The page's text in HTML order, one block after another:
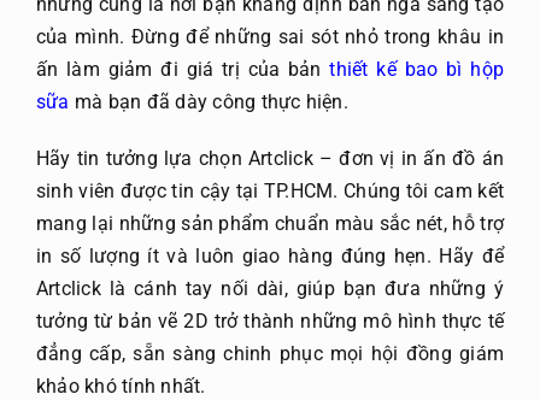
của mình. Đừng để những sai sót nhỏ trong khâu in
ấn làm giảm đi giá trị của bảnthiết kế bao bì hộp
sữa mà bạn đã dày công thực hiện.
Hãy tin tưởng lựa chọn Artclick – đơn vị in ấn đồ án
sinh viên được tin cậy tại TP.HCM. Chúng tôi cam kết
mang lại những sản phẩm chuẩn màu sắc nét, hỗ trợ
in số lượng ít và luôn giao hàng đúng hẹn. Hãy để
Artclick là cánh tay nối dài, giúp bạn đưa những ý
tưởng từ bản vẽ 2D trở thành những mô hình thực tế
đẳng cấp, sẵn sàng chinh phục mọi hội đồng giám
khảo khó tính nhất.